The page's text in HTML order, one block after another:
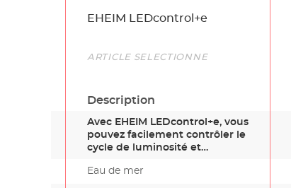
Name
EHEIM LEDcontrol+e
Link
ARTICLE SÉLECTIONNÉ
Description
Avec EHEIM LEDcontrol+e, vous
pouvez facilement contrôler le
cycle de luminosité et…
Eau de mer